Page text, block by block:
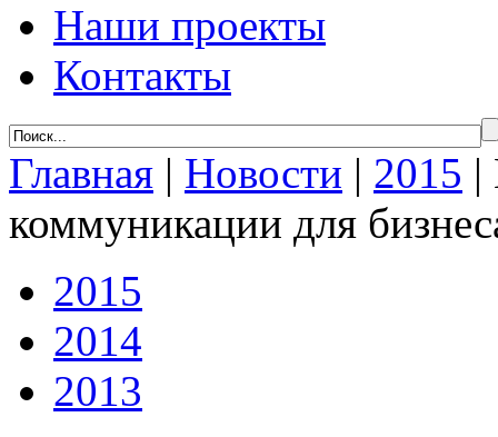
Наши проекты
Контакты
Главная | Новости | 2015 |
коммуникации для
2015
2014
2013